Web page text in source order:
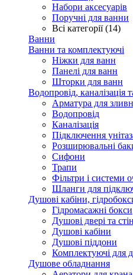
Набори аксесуарів
Поручні для ванни
Всі категорії (14)
Ванни
Ванни та комплектуючі
Ніжки для ванн
Панелі для ванн
Шторки для ванн
Водопровід, каналізація
Арматура для
Водопровід
Каналізація
Підключення
Розширювальні
Сифони
Трапи
Фільтри і системи
Шланги для
Душові кабіни,
Гідромасажні бокси
Душові двері та
Душові кабіни
Душові піддони
Комплектуючі для
Душове обладнання